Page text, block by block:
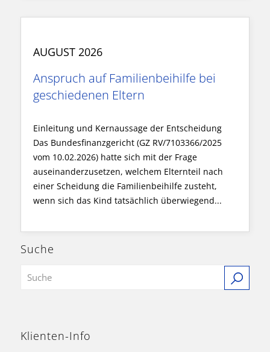
AUGUST 2026
Anspruch auf Familienbeihilfe bei
geschiedenen Eltern
Einleitung und Kernaussage der Entscheidung
Das Bundesfinanzgericht (GZ RV/7103366/2025
vom 10.02.2026) hatte sich mit der Frage
auseinanderzusetzen, welchem Elternteil nach
einer Scheidung die Familienbeihilfe zusteht,
wenn sich das Kind tatsächlich überwiegend...
Suche
Klienten-Info